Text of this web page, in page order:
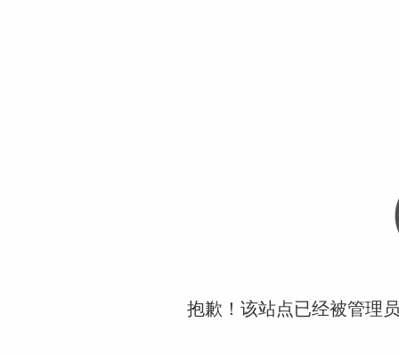
抱歉！该站点已经被管理